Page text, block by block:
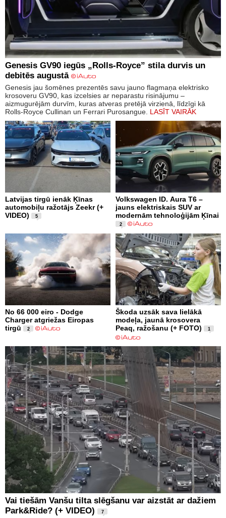
Genesis GV90 iegūs „Rolls-Royce” stila durvis un
debitēs augustā
Genesis jau šomēnes prezentēs savu jauno flagmaņa elektrisko
krosoveru GV90, kas izcelsies ar neparastu risinājumu –
aizmugurējām durvīm, kuras atveras pretējā virzienā, līdzīgi kā
Rolls-Royce Cullinan un Ferrari Purosangue. LASĪT VAIRĀK
Latvijas tirgū ienāk Ķīnas
automobiļu ražotājs Zeekr (+
VIDEO)
5
Volkswagen ID. Aura T6 –
jauns elektriskais SUV ar
modernām tehnoloģijām Ķīnai
2
No 66 000 eiro - Dodge
Charger atgriežas Eiropas
tirgū
2
Škoda uzsāk sava lielākā
modeļa, jaunā krosovera
Peaq, ražošanu (+ FOTO)
1
Vai tiešām Vanšu tilta slēgšanu var aizstāt ar dažiem
Park&Ride? (+ VIDEO)
7